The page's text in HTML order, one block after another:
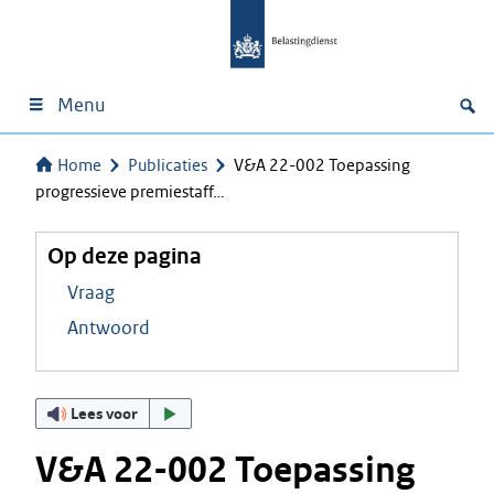
Menu
Home Publicaties
V&A 22-002 Toepassing
progressieve premiestaff…
Op deze pagina
Vraag
Antwoord
Lees voor
V&A 22-002 Toepassing